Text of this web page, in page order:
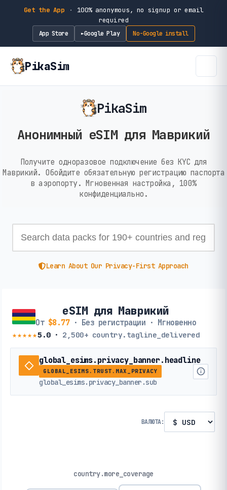
Get the App ·
100% anonymous, no signup or email
required
App Store ►Google Play No-Google install
PikaSim
PikaSim
Анонимный eSIM для Маврикий
Получите одноразовое подключение без KYC для
Маврикий. Обойдите обязательную регистрацию паспорта
в аэропорту. Мгновенная настройка, 100%
конфиденциально.
Learn About Our Privacy-First Approach
eSIM для Маврикий
От $8.77· Без регистрации · Мгновенно
★★★★★5.0· 2,500+ country.tagline_delivered
global_esims.privacy_banner.headline
GLOBAL_ESIMS.TRUST.MAX_PRIVACY
global_esims.privacy_banner.sub
ВАЛЮТА:
country.more_coverage